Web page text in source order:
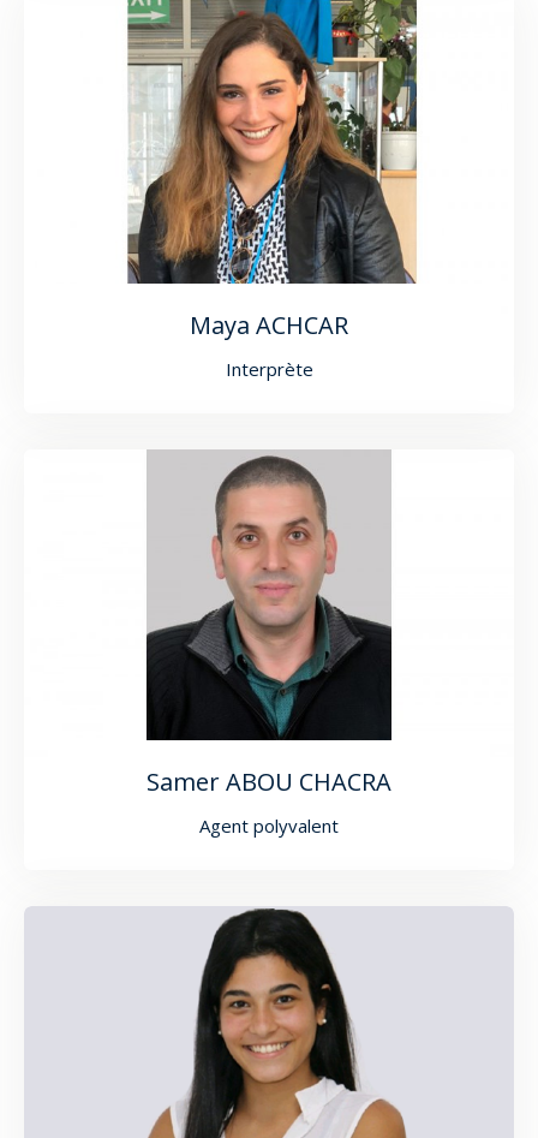
Maya ACHCAR
Interprète
Samer ABOU CHACRA
Agent polyvalent